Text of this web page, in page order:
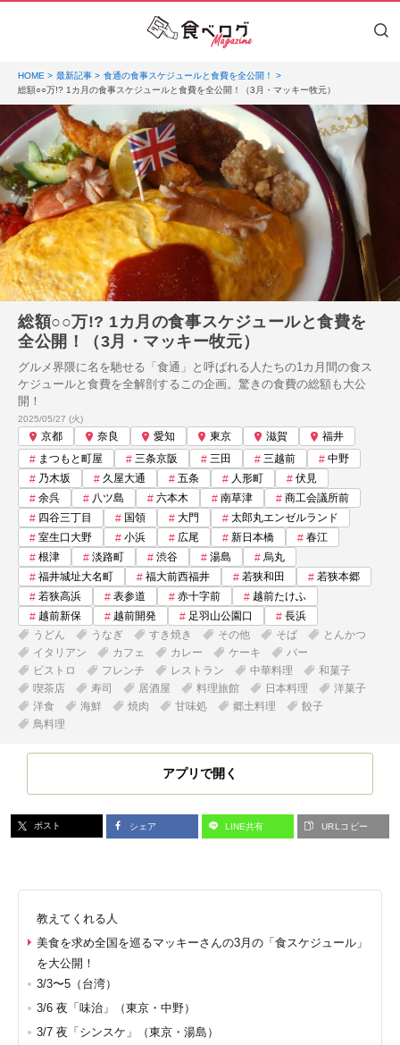
HOME 最新記事
食通の食事スケジュールと食費を全公開！
総額○○万!? 1カ月の食事スケジュールと食費を全公開！（3月・マッキー牧元）
総額○○万!? 1カ月の食事スケジュールと食費を
全公開！（3月・マッキー牧元）
グルメ界隈に名を馳せる「食通」と呼ばれる人たちの1カ月間の食ス
ケジュールと食費を全解剖するこの企画。驚きの食費の総額も大公
開！
投稿日:
2025/05/27 (火)
京都 奈良 愛知 東京 滋賀
福井
まつもと町屋
三条京阪 三田 三越前
中野
乃木坂
久屋大通 五条 人形町
伏見
余呉
八ツ島 六本木 南草津
商工会議所前
四谷三丁目
国領 大門
太郎丸エンゼルランド
室生口大野
小浜 広尾 新日本橋
春江
根津
淡路町 渋谷 湯島
烏丸
福井城址大名町
福大前西福井 若狭和田
若狭本郷
若狭高浜
表参道 赤十字前
越前たけふ
越前新保
越前開発 足羽山公園口
長浜
うどん
うなぎ すき焼き その他 そば
とんかつ
イタリアン
カフェ カレー ケーキ
バー
ビストロ
フレンチ レストラン 中華料理
和菓子
喫茶店
寿司 居酒屋 料理旅館 日本料理
洋菓子
洋食
海鮮 焼肉 甘味処 郷土料理
餃子
鳥料理
アプリで開く
ポスト シェア LINE共有 URLコピー
教えてくれる人
美食を求め全国を巡るマッキーさんの3月の「食スケジュール」
を大公開！
3/3〜5（台湾）
3/6 夜「味治」（東京・中野）
3/7 夜「シンスケ」（東京・湯島）